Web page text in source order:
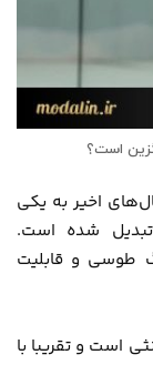
است؟
اخیر به یکی
شده است.
طوسی و قابلیت
است و تقریبا با